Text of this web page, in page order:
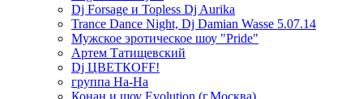
Dj Forsage и Topless Dj Aurika
Trance Dance Night, Dj Damian Wasse 5.07.14
Мужское эротическое шоу "Pride"
Артем Татищевский
Dj ЦВЕТКOFF!
группа На-На
Конан и шоу Evolution (г.Москва)